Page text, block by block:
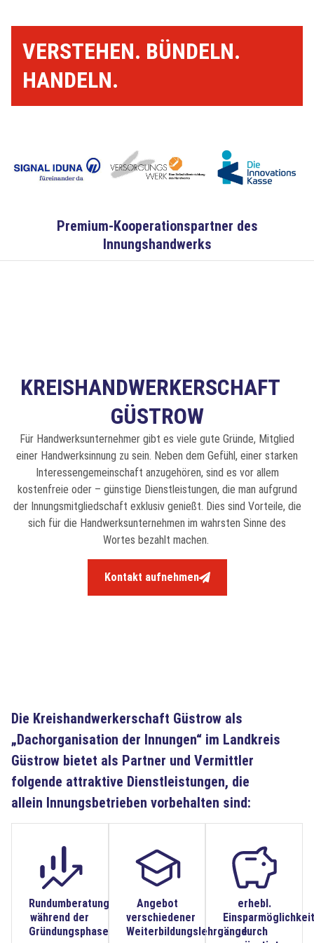
VERSTEHEN. BÜNDELN.
HANDELN.
Premium-Kooperationspartner des
Innungshandwerks
KREISHANDWERKERSCHAFT
GÜSTROW
Für Handwerksunternehmer gibt es viele gute Gründe, Mitglied
einer Handwerksinnung zu sein. Neben dem Gefühl, einer starken
Interessengemeinschaft anzugehören, sind es vor allem
kostenfreie oder – günstige Dienstleistungen, die man aufgrund
der Innungsmitgliedschaft exklusiv genießt. Dies sind Vorteile, die
sich für die Handwerksunternehmen im wahrsten Sinne des
Wortes bezahlt machen.
Kontakt aufnehmen
Die Kreishandwerkerschaft Güstrow als
„Dachorganisation der Innungen“ im Landkreis
Güstrow bietet als Partner und Vermittler
folgende attraktive Dienstleistungen, die
allein Innungsbetrieben vorbehalten sind:
Rundumberatung
während der
Gründungsphase
Angebot
verschiedener
Weiterbildungslehrgänge
erhebl.
durch